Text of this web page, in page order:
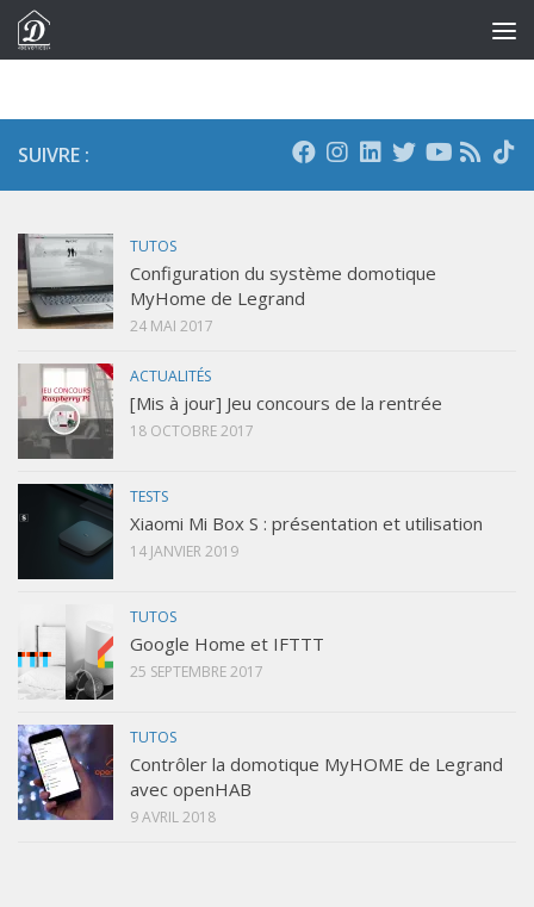
Skip to content
SUIVRE :
TUTOS
Configuration du système domotique
MyHome de Legrand
24 MAI 2017
ACTUALITÉS
[Mis à jour] Jeu concours de la rentrée
18 OCTOBRE 2017
TESTS
Xiaomi Mi Box S : présentation et utilisation
14 JANVIER 2019
TUTOS
Google Home et IFTTT
25 SEPTEMBRE 2017
TUTOS
Contrôler la domotique MyHOME de Legrand
avec openHAB
9 AVRIL 2018